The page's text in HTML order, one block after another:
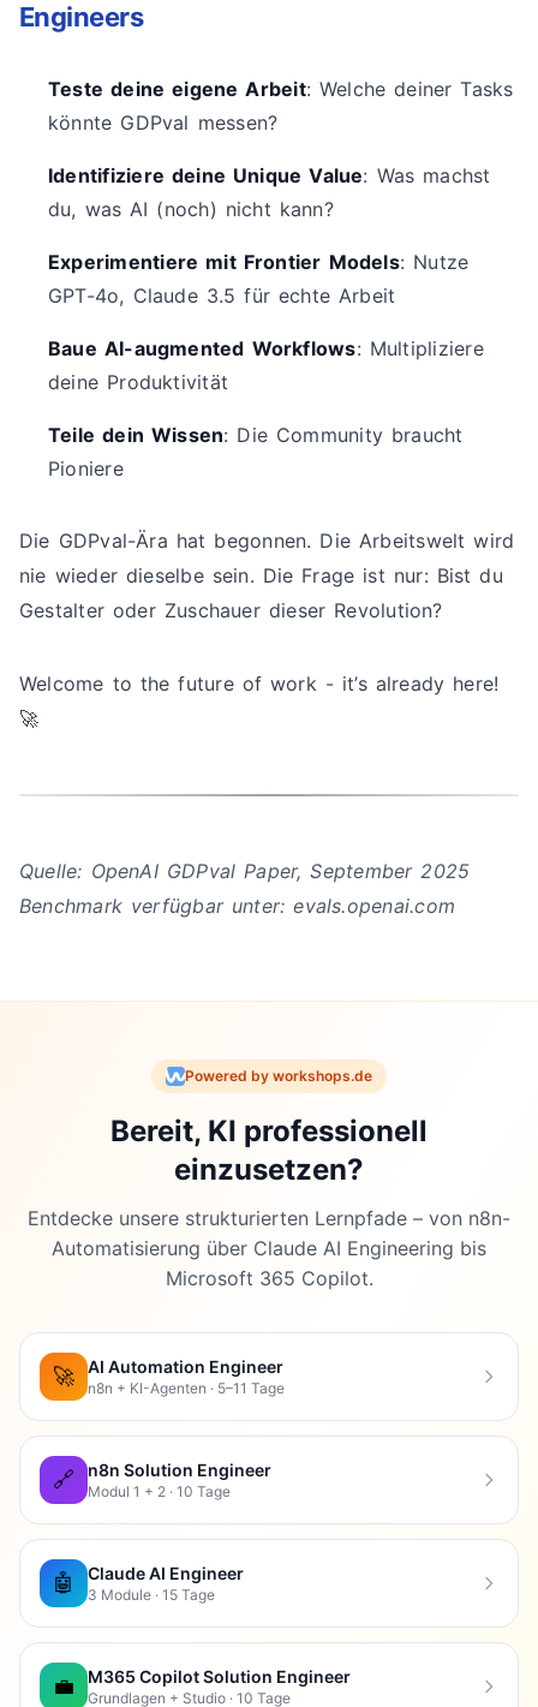
Engineers
Teste deine eigene Arbeit: Welche deiner Tasks
könnte GDPval messen?
Identifiziere deine Unique Value: Was machst
du, was AI (noch) nicht kann?
Experimentiere mit Frontier Models: Nutze
GPT-4o, Claude 3.5 für echte Arbeit
Baue AI-augmented Workflows: Multipliziere
deine Produktivität
Teile dein Wissen: Die Community braucht
Pioniere
Die GDPval-Ära hat begonnen. Die Arbeitswelt wird
nie wieder dieselbe sein. Die Frage ist nur: Bist du
Gestalter oder Zuschauer dieser Revolution?
Welcome to the future of work - it’s already here!
🚀
Quelle: OpenAI GDPval Paper, September 2025
Benchmark verfügbar unter: evals.openai.com
Powered by workshops.de
Bereit, KI professionell
einzusetzen?
Entdecke unsere strukturierten Lernpfade – von n8n-
Automatisierung über Claude AI Engineering bis
Microsoft 365 Copilot.
🚀 AI Automation Engineer
n8n + KI-Agenten · 5–11 Tage
🔗 n8n Solution Engineer
Modul 1 + 2 · 10 Tage
🤖 Claude AI Engineer
3 Module · 15 Tage
💼 M365 Copilot Solution Engineer
Grundlagen + Studio · 10 Tage